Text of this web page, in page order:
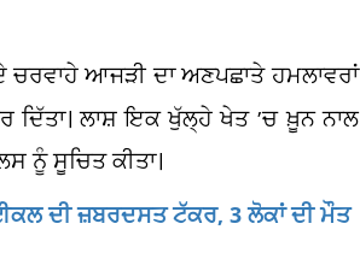
ਚਰਵਾਹੇ ਆਜੜੀ ਦਾ ਅਣਪਛਾਤੇ ਹਮਲਾਵਰਾਂ
ਲਾਸ਼ ਇਕ ਖੁੱਲ੍ਹੇ ਖੇਤ ’ਚ ਖ਼ੂਨ ਨਾਲ
ਨੂੰ ਸੂਚਿਤ ਕੀਤਾ।
ਦੀ ਜ਼ਬਰਦਸਤ ਟੱਕਰ, 3 ਲੋਕਾਂ ਦੀ ਮੌਤ